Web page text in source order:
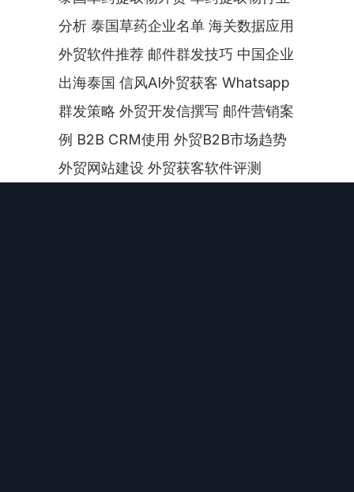
分析 泰国草药企业名单 海关数据应用
外贸软件推荐 邮件群发技巧 中国企业
出海泰国 信风AI外贸获客 Whatsapp
群发策略 外贸开发信撰写 邮件营销案
例 B2B CRM使用 外贸B2B市场趋势
外贸网站建设 外贸获客软件评测